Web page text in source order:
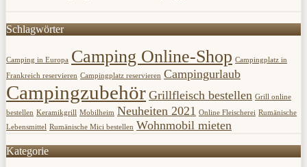
Schlagwörter
Camping in Europa Camping Online-Shop Campingplatz in
Frankreich reservieren Campingplatz reservieren Campingurlaub
Campingzubehör Grillfleisch bestellen Grill online
bestellen Keramikgrill Mobilheim Neuheiten 2021 Online Fleischerei Rumänische
Lebensmittel Rumänische Mici bestellen Wohnmobil mieten
Kategorie